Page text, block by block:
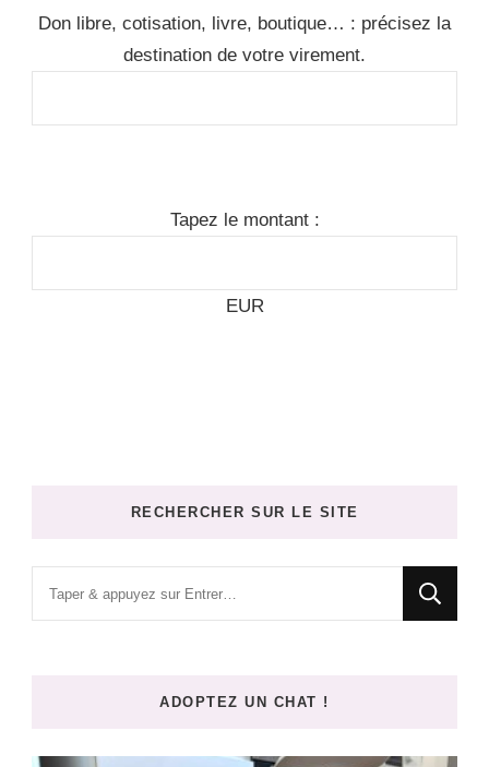
Don libre, cotisation, livre, boutique… : précisez la
destination de votre virement.
Tapez le montant :
EUR
RECHERCHER SUR LE SITE
ADOPTEZ UN CHAT !